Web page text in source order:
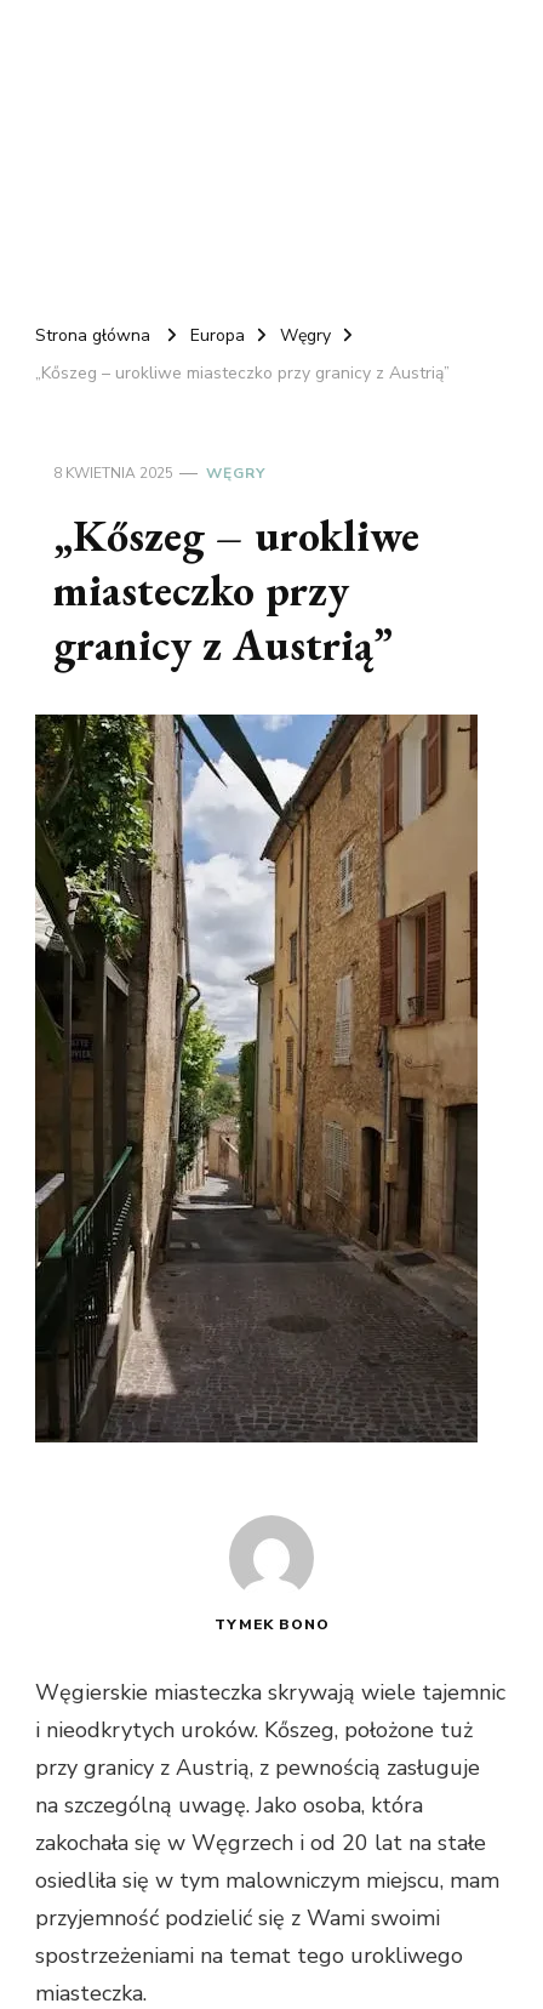
Strona główna Europa
Węgry
„Kőszeg – urokliwe miasteczko przy granicy z Austrią”
8 KWIETNIA 2025 WĘGRY
„Kőszeg – urokliwe
miasteczko przy
granicy z Austrią”
TYMEK BONO
Węgierskie miasteczka skrywają wiele tajemnic
i nieodkrytych uroków. Kőszeg, położone tuż
przy granicy z Austrią, z pewnością zasługuje
na szczególną uwagę. Jako osoba, która
zakochała się w Węgrzech i od 20 lat na stałe
osiedliła się w tym malowniczym miejscu, mam
przyjemność podzielić się z Wami swoimi
spostrzeżeniami na temat tego urokliwego
miasteczka.